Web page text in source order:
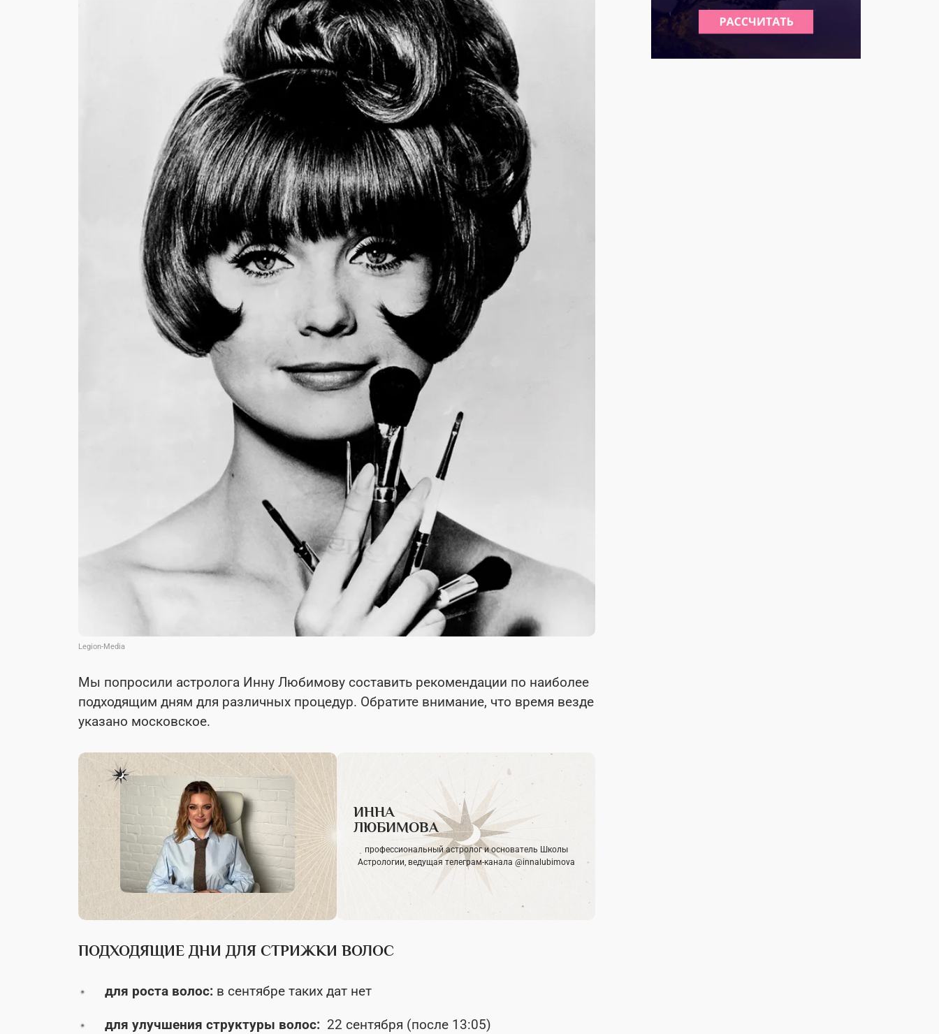
Legion-Media
Мы попросили астролога Инну Любимову составить рекомендации по наиболее
подходящим дням для различных процедур. Обратите внимание, что время везде
указано московское.
ИННА
ЛЮБИМОВА
профессиональный астролог и основатель Школы
Астрологии, ведущая телеграм-канала @innalubimova
ПОДХОДЯЩИЕ ДНИ ДЛЯ СТРИЖКИ ВОЛОС
для роста волос: в сентябре таких дат нет
для улучшения структуры волос: 22 сентября (после 13:05)